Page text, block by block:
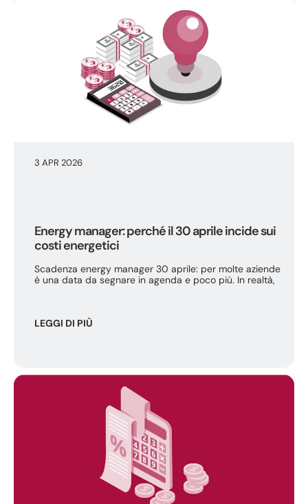
3 APR 2026
Energy manager: perché il 30 aprile incide sui
costi energetici
Scadenza energy manager 30 aprile: per molte aziende
è una data da segnare in agenda e poco più. In realtà,
LEGGI DI PIÙ